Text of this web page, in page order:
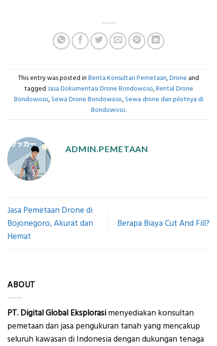
This entry was posted in Berita Konsultan Pemetaan,Drone and
tagged Jasa Dokumentasi Drone Bondowoso,Rental Drone
Bondowoso,Sewa Drone Bondowoso,Sewa drone dan pilotnya di
Bondowoso.
ADMIN.PEMETAAN
Jasa Pemetaan Drone di
Bojonegoro, Akurat dan
Hemat
Berapa Biaya Cut And Fill?
ABOUT
PT. Digital Global Eksplorasi menyediakan konsultan
pemetaan dan jasa pengukuran tanah yang mencakup
seluruh kawasan di Indonesia dengan dukungan tenaga